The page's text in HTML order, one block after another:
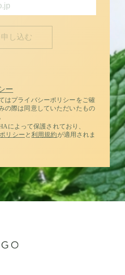
ー
はプライバシーポリシーをご確
の際は同意していただいたもの
によって保護されており、
リシー と利用規約 が適用されま